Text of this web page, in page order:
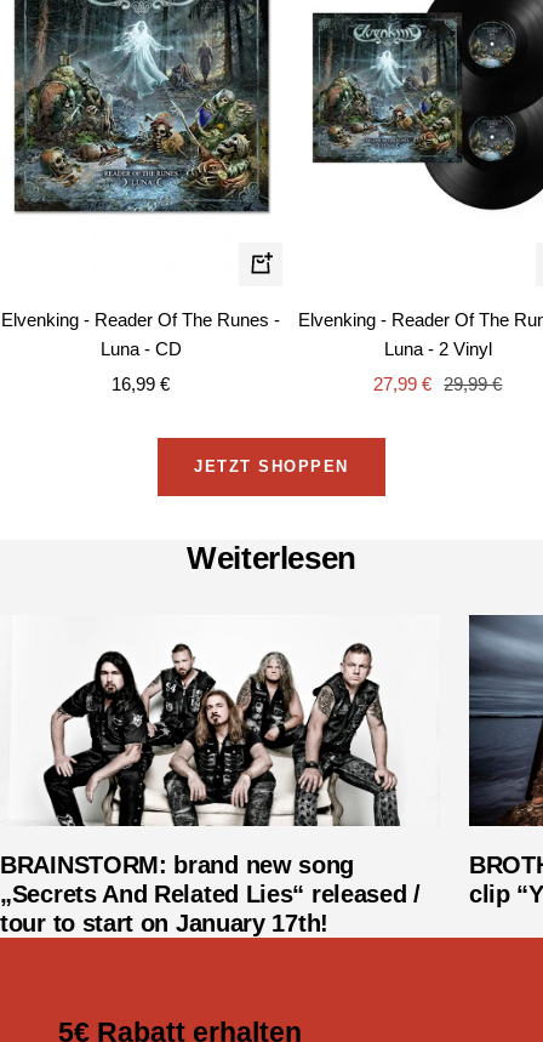
In
Elvenking - Reader Of The Runes -
Luna - CD
Angebotspreis
16,99 €
Elvenking - Reader Of The
Luna - 2 Vinyl
Angebotspreis
27,99 € Regulärer
29,99 €
JETZT SHOPPEN
Weiterlesen
BRAINSTORM: brand new song
„Secrets And Related Lies“ released /
tour to start on January 17th!
clip
5€ Rabatt erhalten